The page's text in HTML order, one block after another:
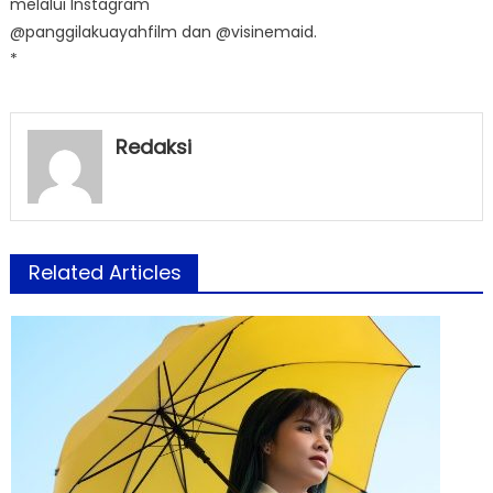
@panggilakuayahfilm dan @visinemaid.
*
Redaksi
Related Articles